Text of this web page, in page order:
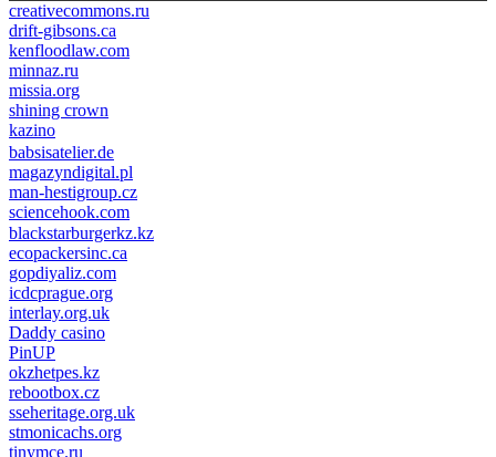
creativecommons.ru
drift-gibsons.ca
kenfloodlaw.com
minnaz.ru
missia.org
shining crown
kazino
casino lemon
pinco giriş
babsisatelier.de
magazyndigital.pl
man-hestigroup.cz
sciencehook.com
олимп казино
blackstarburgerkz.kz
ecopackersinc.ca
gopdiyaliz.com
icdcprague.org
interlay.org.uk
Daddy casino
PinUP
okzhetpes.kz
rebootbox.cz
sseheritage.org.uk
stmonicachs.org
tinymce.ru